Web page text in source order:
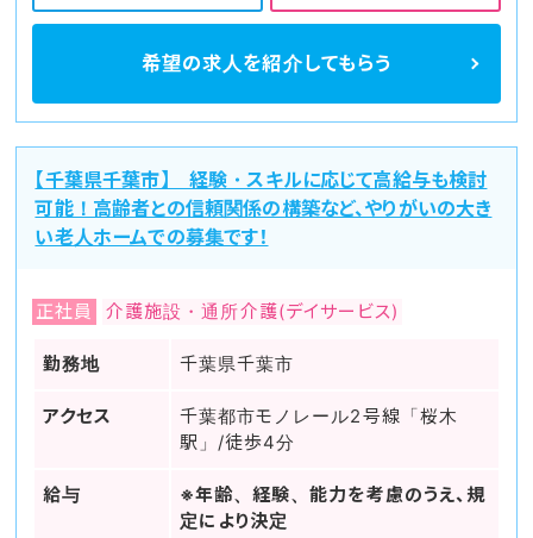
希望の求人を紹介してもらう
【千葉県千葉市】 経験・スキルに応じて高給与も検討
可能！高齢者との信頼関係の構築など、やりがいの大き
い老人ホームでの募集です！
正社員 介護施設・通所介護(デイサービス)
勤務地 千葉県千葉市
アクセス
千葉都市モノレール2号線「桜木
駅」/徒歩4分
給与
※年齢、経験、能力を考慮のうえ、規
定により決定